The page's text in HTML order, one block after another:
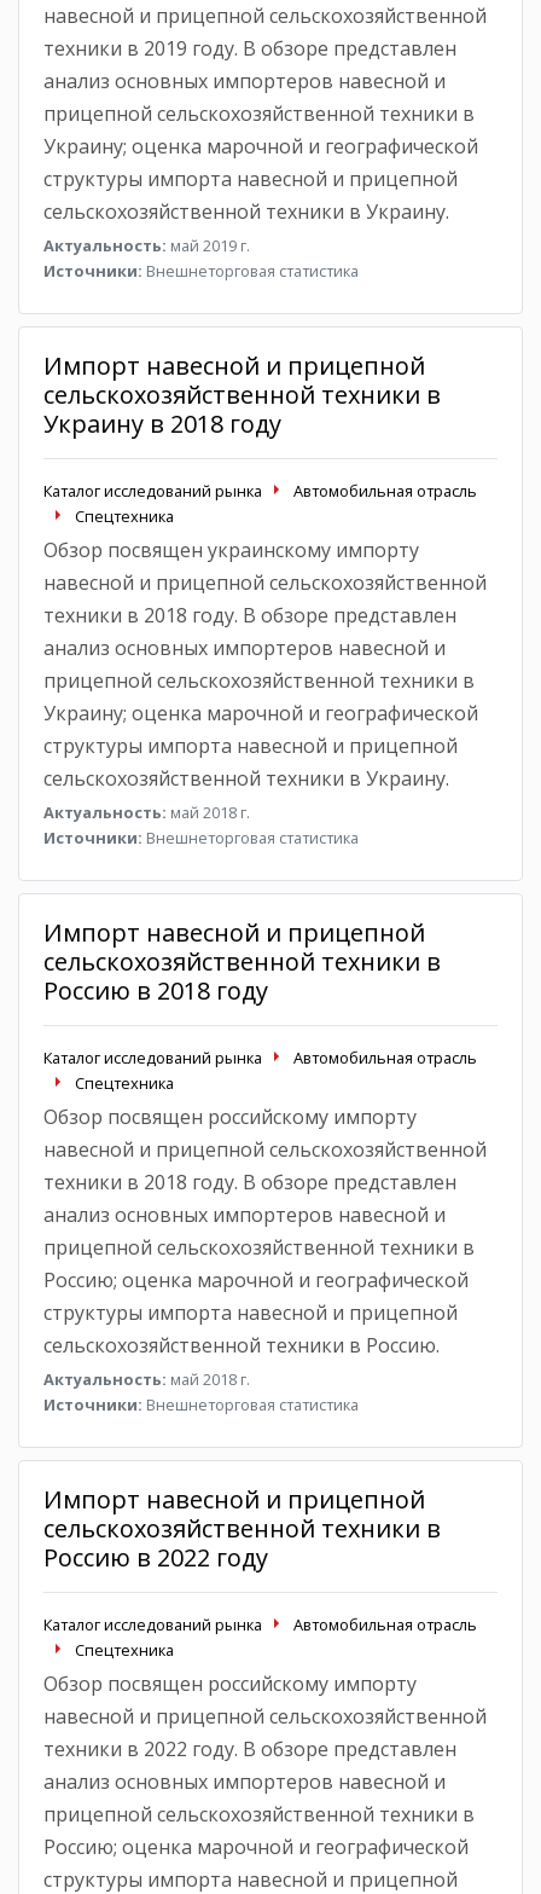
навесной и прицепной сельскохозяйственной
техники в 2019 году. В обзоре представлен
анализ основных импортеров навесной и
прицепной сельскохозяйственной техники в
Украину; оценка марочной и географической
структуры импорта навесной и прицепной
сельскохозяйственной техники в Украину.
Актуальность: май 2019 г.
Источники: Внешнеторговая статистика
Импорт навесной и прицепной
сельскохозяйственной техники в
Украину в 2018 году
Каталог исследований рынка
Автомобильная отрасль
Спецтехника
Обзор посвящен украинскому импорту
навесной и прицепной сельскохозяйственной
техники в 2018 году. В обзоре представлен
анализ основных импортеров навесной и
прицепной сельскохозяйственной техники в
Украину; оценка марочной и географической
структуры импорта навесной и прицепной
сельскохозяйственной техники в Украину.
Актуальность: май 2018 г.
Источники: Внешнеторговая статистика
Импорт навесной и прицепной
сельскохозяйственной техники в
Россию в 2018 году
Каталог исследований рынка
Автомобильная отрасль
Спецтехника
Обзор посвящен российскому импорту
навесной и прицепной сельскохозяйственной
техники в 2018 году. В обзоре представлен
анализ основных импортеров навесной и
прицепной сельскохозяйственной техники в
Россию; оценка марочной и географической
структуры импорта навесной и прицепной
сельскохозяйственной техники в Россию.
Актуальность: май 2018 г.
Источники: Внешнеторговая статистика
Импорт навесной и прицепной
сельскохозяйственной техники в
Россию в 2022 году
Каталог исследований рынка
Автомобильная отрасль
Спецтехника
Обзор посвящен российскому импорту
навесной и прицепной сельскохозяйственной
техники в 2022 году. В обзоре представлен
анализ основных импортеров навесной и
прицепной сельскохозяйственной техники в
Россию; оценка марочной и географической
структуры импорта навесной и прицепной